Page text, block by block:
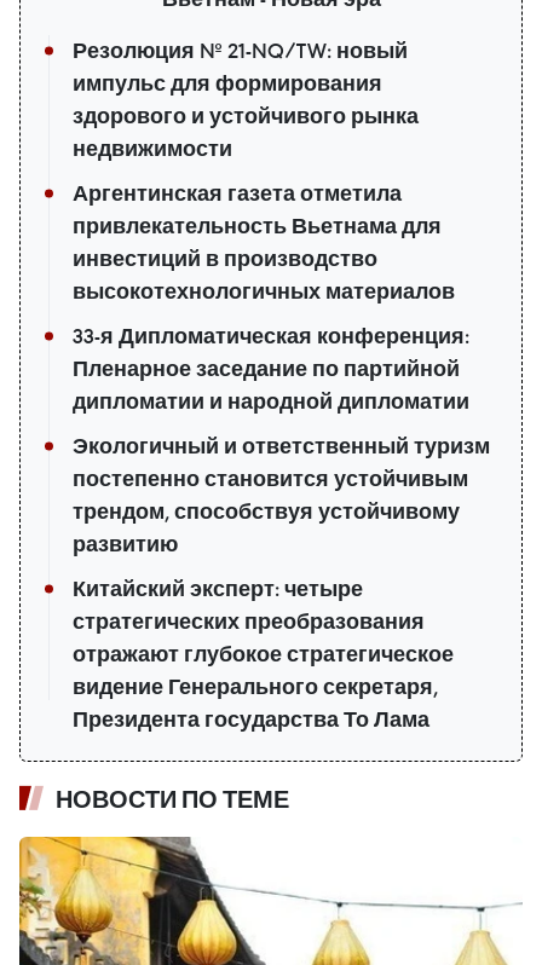
Резолюция № 21-NQ/TW: новый
импульс для формирования
здорового и устойчивого рынка
недвижимости
Аргентинская газета отметила
привлекательность Вьетнама для
инвестиций в производство
высокотехнологичных материалов
33-я Дипломатическая конференция:
Пленарное заседание по партийной
дипломатии и народной дипломатии
Экологичный и ответственный туризм
постепенно становится устойчивым
трендом, способствуя устойчивому
развитию
Китайский эксперт: четыре
стратегических преобразования
отражают глубокое стратегическое
видение Генерального секретаря,
Президента государства То Лама
НОВОСТИ ПО ТЕМЕ